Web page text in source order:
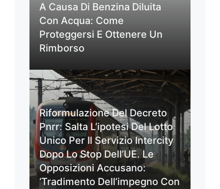
A Causa Di Benzina Diluita
Con Acqua: Come
Proteggersi E Ottenere Un
Rimborso
Riformulazione Del Decreto
Pnrr: Salta L’ipotesi Del Lotto
Unico Per Il Servizio Intercity
Dopo Lo Stop Dell’UE. Le
Opposizioni Accusano:
‘Tradimento Dell’impegno Con